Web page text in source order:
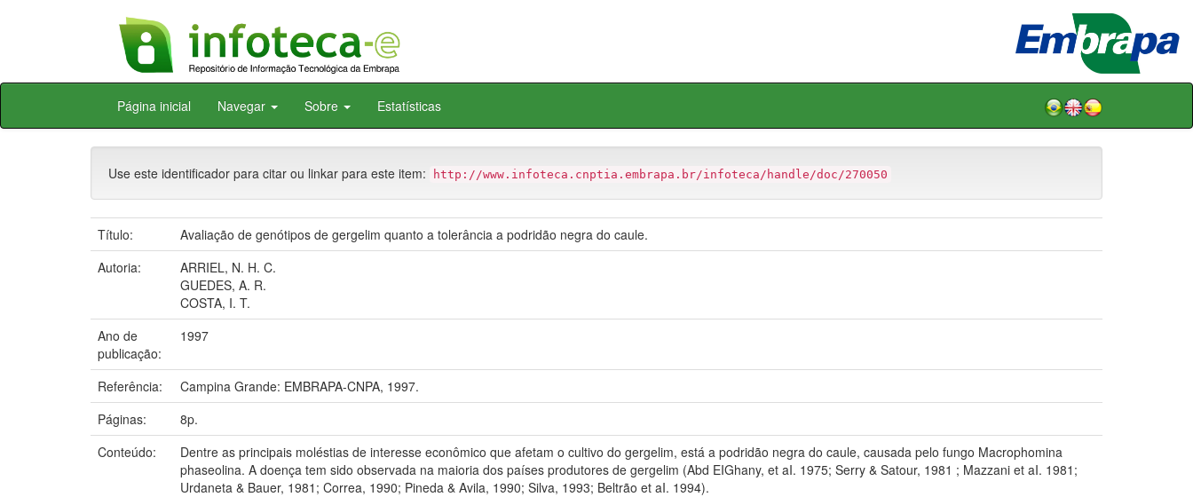
Skip
Página inicial Navegar Sobre Estatísticas
Use este identificador para citar ou linkar para este item: http://www.infoteca.cnptia.embrapa.br/infoteca/handle/doc/270050
Título:
Avaliação de genótipos de gergelim quanto a tolerância a podridão negra do caule.
Autoria:
ARRIEL, N. H. C.
GUEDES, A. R.
COSTA, I. T.
Ano de
publicação:
1997
Referência:
Campina Grande: EMBRAPA-CNPA, 1997.
Páginas:
8p.
Conteúdo:
Dentre as principais moléstias de interesse econômico que afetam o cultivo do gergelim, está a podridão negra do caule, causada pelo fungo Macrophomina
phaseolina. A doença tem sido observada na maioria dos países produtores de gergelim (Abd EIGhany, et aI. 1975; Serry & Satour, 1981 ; Mazzani et aI. 1981;
Urdaneta & Bauer, 1981; Correa, 1990; Pineda & Avila, 1990; Silva, 1993; Beltrão et aI. 1994).